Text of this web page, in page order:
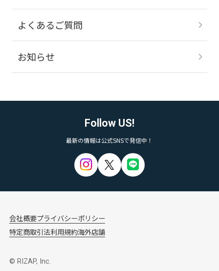
よくあるご質問
お知らせ
Follow US!
最新の情報は公式SNSで発信中！
会社概要プライバシーポリシー
特定商取引法利用規約海外店舗
© RIZAP, Inc.